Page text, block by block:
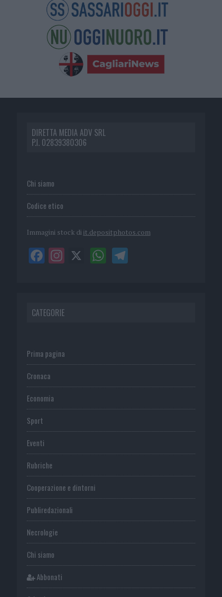
DIRETTA MEDIA ADV SRL
P.I. 02839380306
Chi siamo
Codice etico
Immagini stock di it.depositphotos.com
CATEGORIE
Prima pagina
Cronaca
Economia
Sport
Eventi
Rubriche
Cooperazione e dintorni
Publiredazionali
Necrologie
Chi siamo
Abbonati